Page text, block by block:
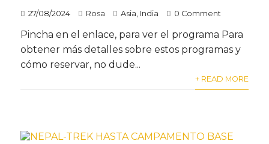
27/08/2024 Rosa Asia India 0 Comment
Pincha en el enlace, para ver el programa Para
obtener más detalles sobre estos programas y
cómo reservar, no dude...
+ READ MORE